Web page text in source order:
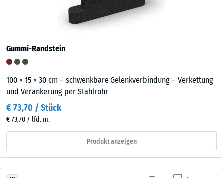
Gummi-Randstein
100 × 15 × 30 cm – schwenkbare Gelenkverbindung – Verkettung
und Verankerung per Stahlrohr
€ 73,70 / Stück
€ 73,70 / lfd. m.
Produkt anzeigen